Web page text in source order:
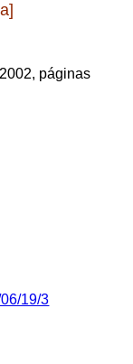
páginas
19/3